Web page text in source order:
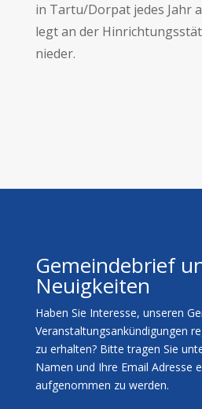
in Tartu/Dorpat jedes Jahr
legt an der
nieder.
Gemeindebrief
Neuigkeiten
Haben Sie Interesse, unseren
Veranstaltungsankündigungen
zu erhalten? Bitte tragen Sie
Namen und Ihre Email Adresse
aufgenommen zu werden.